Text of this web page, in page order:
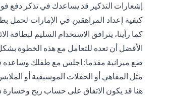
إشعارات التذكير قد يساعدك في تذكر دفع
كيفية إعداد المراهقين في الإمارات لحمل
كما رأينا، يترافق الاستخدام السليم لبطاقة
الأفضل أن تعده للتعامل مع هذه الخطوة
ضع ميزانية مقدما: اجلس مع طفلك وساعده
مثل المقاهي أو الحفلات الموسيقية أو
هنا قد يكون الاتفاق على حساب ربح وخسارة